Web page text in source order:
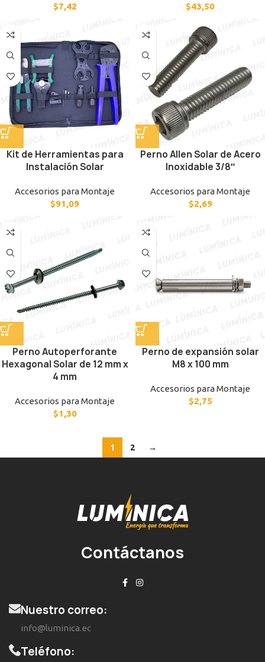
$7,42
$43,50
Kit de Herramientas para
Instalación Solar
Accesorios para Montaje
$91,09
Perno Allen Solar de Acero
Inoxidable 3/8″
Accesorios para Montaje
$2,69
Perno Autoperforante
Hexagonal Solar de 12 mm x
4 mm
Accesorios para Montaje
$1,30
Perno de expansión solar
M8 x 100 mm
Accesorios para Montaje
$2,75
1 2 →
Contáctanos
Nuestro correo:
info@luminica.ec
Teléfono: